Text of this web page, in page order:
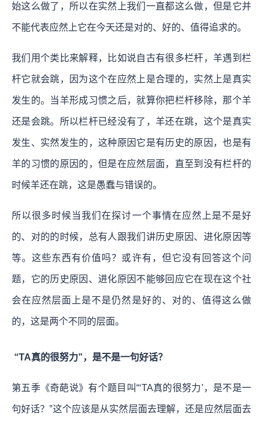
始这么做了，所以在实然上我们一直都这么做，但是它并
不能代表应然上它在今天还是对的、好的、值得追求的。
我们用个类比来解释，比如说自古有很多栏杆，羊遇到栏
杆它就会跳，因为这个在应然上是合理的，实然上是真实
发生的。当羊形成习惯之后，就算你把栏杆移除，那个羊
还是会跳。所以栏杆已经没有了，羊还在跳，这个是真实
发生、实然发生的，这种原因它是有历史的原因，也是有
羊的习惯的原因的，但是在应然层面，直至到没有栏杆的
时候羊还在跳，这是愚蠢与错误的。
所以很多时候当我们在探讨一个事情在应然上是不是好
的、对的的时候，总有人跟我们讲历史原因、进化原因等
等。这些东西有价值吗？或许有，但它没有回答这个问
题，它的历史原因、进化原因不能够回应它在现在这个社
会在应然层面上是不是仍然是好的、对的、值得这么做
的，这是两个不同的层面。
“TA真的很努力”，是不是一句好话？
第五季《奇葩说》有个题目叫“‘TA真的很努力’，是不是一
句好话？”这个应该是从实然层面去理解，还是应然层面去